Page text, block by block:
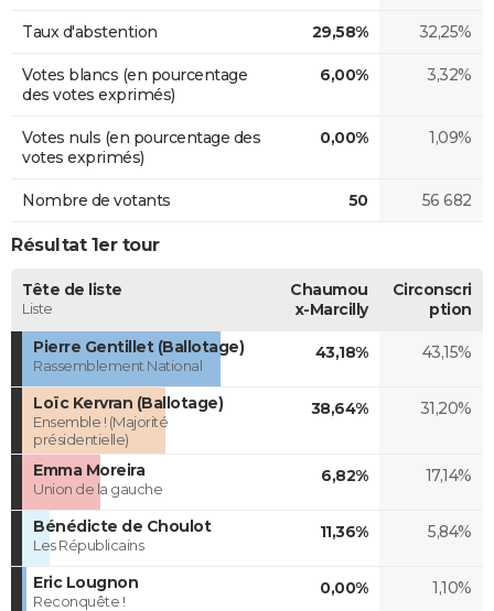
Taux d'abstention 29,58% 32,25%
Votes blancs (en pourcentage
des votes exprimés)
6,00% 3,32%
Votes nuls (en pourcentage des
votes exprimés)
0,00% 1,09%
Nombre de votants 50 56 682
Résultat 1er tour
Tête de liste
Liste
Chaumou
x-Marcilly
Circonscri
ption
Pierre Gentillet (Ballotage)
Rassemblement National
43,18% 43,15%
Loïc Kervran (Ballotage)
Ensemble ! (Majorité
présidentielle)
38,64% 31,20%
Emma Moreira
Union de la gauche
6,82% 17,14%
Bénédicte de Choulot
Les Républicains
11,36% 5,84%
Eric Lougnon
Reconquête !
0,00% 1,10%